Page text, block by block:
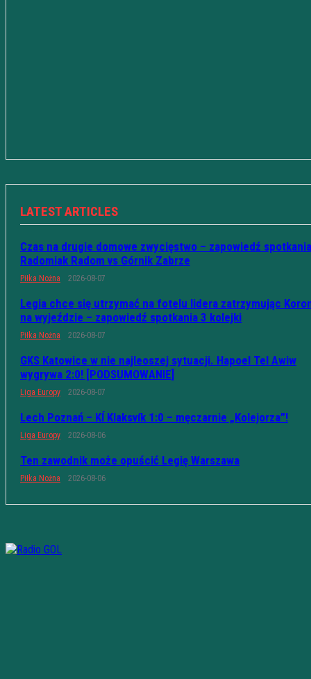
LATEST ARTICLES
Czas na drugie domowe zwycięstwo – zapowiedź spotkania
Radomiak Radom vs Górnik Zabrze
Piłka Nożna 2026-08-07
Legia chce się utrzymać na fotelu lidera zatrzymując
na wyjeździe – zapowiedź spotkania 3 kolejki
Piłka Nożna 2026-08-07
GKS Katowice w nie najleoszej sytuacji. Hapoel Tel Awiw
wygrywa 2:0! [PODSUMOWANIE]
Liga Europy 2026-08-07
Lech Poznań – KÍ Klaksvík 1:0 – męczarnie „Kolejorza”!
Liga Europy 2026-08-06
Ten zawodnik może opuścić Legię Warszawa
Piłka Nożna 2026-08-06